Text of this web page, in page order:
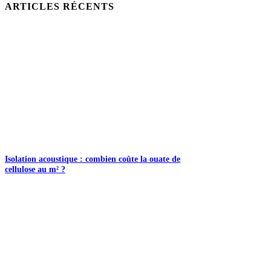
ARTICLES RÉCENTS
Isolation acoustique : combien coûte la ouate de
cellulose au m² ?